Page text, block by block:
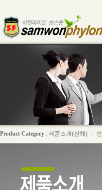
Product Category : 제품소개(전체)